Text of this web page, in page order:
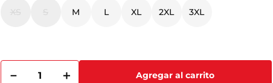
M L XL 2XL 3XL
＋
－ Agregar al carrito